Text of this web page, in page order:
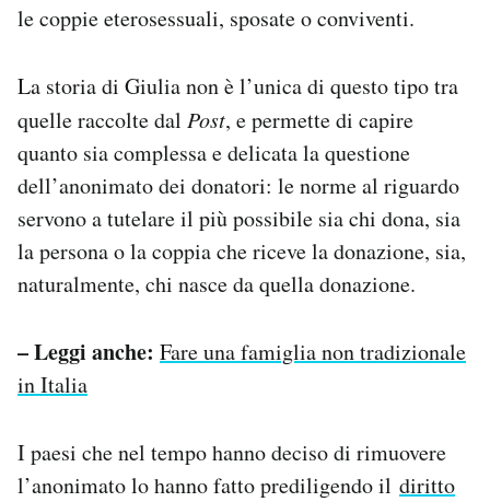
le coppie eterosessuali, sposate o conviventi.
La storia di Giulia non è l’unica di questo tipo tra
quelle raccolte dal Post, e permette di capire
quanto sia complessa e delicata la questione
dell’anonimato dei donatori: le norme al riguardo
servono a tutelare il più possibile sia chi dona, sia
la persona o la coppia che riceve la donazione, sia,
naturalmente, chi nasce da quella donazione.
– Leggi anche: Fare una famiglia non tradizionale
in Italia
I paesi che nel tempo hanno deciso di rimuovere
l’anonimato lo hanno fatto prediligendo il diritto